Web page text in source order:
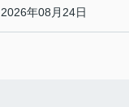
2026年08月24日